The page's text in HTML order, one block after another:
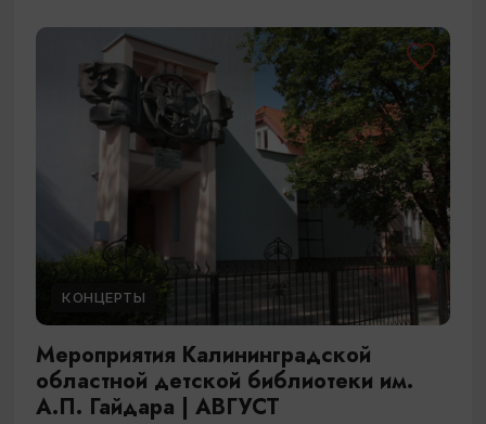
КОНЦЕРТЫ
Мероприятия Калининградской
областной детской библиотеки им.
А.П. Гайдара | АВГУСТ